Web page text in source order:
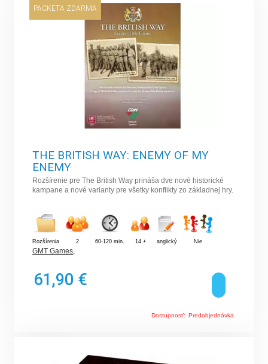
PACKETA ZDARMA
THE BRITISH WAY: ENEMY OF MY
ENEMY
Rozšírenie pre The British Way prináša dve nové historické
kampane a nové varianty pre všetky konflikty zo základnej hry.
Rozšírenia 2 60-120 min. 14 + anglický Nie
GMT Games,
61,90 €
Dostupnosť: Predobjednávka